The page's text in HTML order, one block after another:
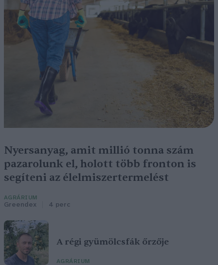
Nyersanyag, amit millió tonna szám
pazarolunk el, holott több fronton is
segíteni az élelmiszertermelést
AGRÁRIUM
Greendex 4 perc
A régi gyümölcsfák őrzője
AGRÁRIUM